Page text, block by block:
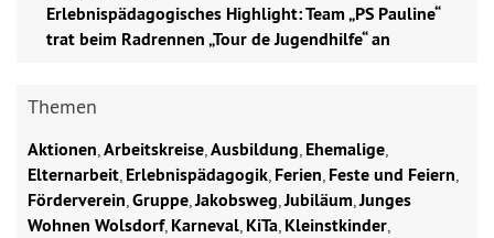
Erlebnispädagogisches Highlight: Team „PS Pauline“
trat beim Radrennen „Tour de Jugendhilfe“ an
Themen
Aktionen,Arbeitskreise,Ausbildung, Ehemalige,
Elternarbeit, Erlebnispädagogik, Ferien, Feste und Feiern,
Förderverein,Gruppe,Jakobsweg,Jubiläum,Junges
Wohnen Wolsdorf, Karneval, KiTa, Kleinstkinder,